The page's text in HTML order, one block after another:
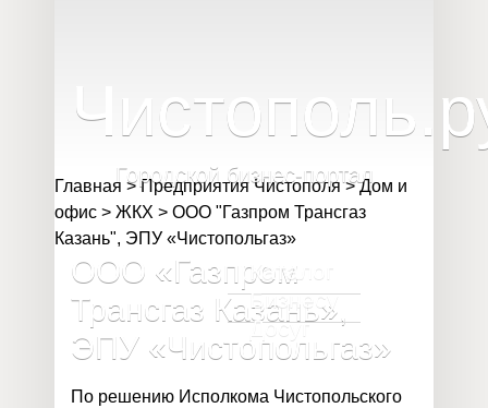
Чистополь
Городской бизнес-портал
Каталог
Бизнесу
Досуг
Главная > Предприятия Чистополя > Дом и
офис > ЖКХ > ООО "Газпром Трансгаз
Казань", ЭПУ «Чистопольгаз»
ООО «Газпром
Трансгаз Казань»,
ЭПУ «Чистопольгаз»
По решению Исполкома Чистопольского